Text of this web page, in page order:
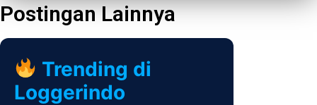
Postingan Lainnya
Trending di
Loggerindo